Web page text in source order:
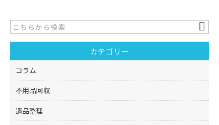
e
b
o
o
k
er
カテゴリー
コラム
不用品回収
遺品整理